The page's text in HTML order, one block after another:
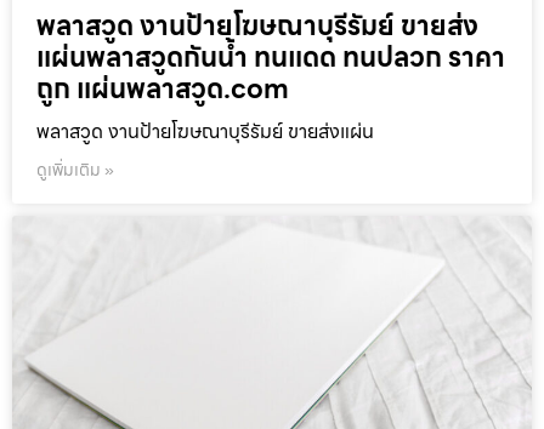
พลาสวูด งานป้ายโฆษณาบุรีรัมย์ ขายส่ง
แผ่นพลาสวูดกันน้ำ ทนแดด ทนปลวก ราคา
ถูก แผ่นพลาสวูด.com
พลาสวูด งานป้ายโฆษณาบุรีรัมย์ ขายส่งแผ่น
ดูเพิ่มเติม »